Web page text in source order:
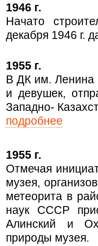
1946 г.
Начато
декабря 1946 г.
1955 г.
В ДК им. Ленина
и девушек,
Западно-
подробнее
1955 г.
Отмечая
музея,
метеорита в
наук СССР
Алинский и
природы музея.